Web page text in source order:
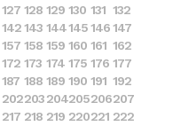
127 128 129 130 131 132
142143 144145146147
157 158 159 160 161 162
172 173 174 175 176 177
187 188 189 190 191 192
202203204205206207
217 218 219 220221 222